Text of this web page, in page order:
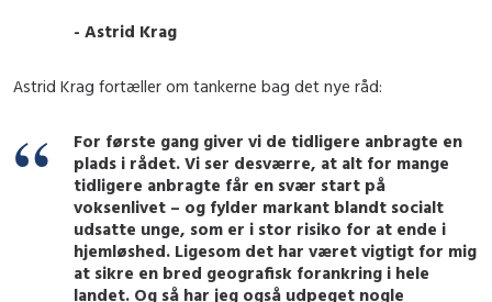
- Astrid Krag
Astrid Krag fortæller om tankerne bag det nye råd:
For første gang giver vi de tidligere anbragte en
plads i rådet. Vi ser desværre, at alt for mange
tidligere anbragte får en svær start på
voksenlivet – og fylder markant blandt socialt
udsatte unge, som er i stor risiko for at ende i
hjemløshed. Ligesom det har været vigtigt for mig
at sikre en bred geografisk forankring i hele
landet. Og så har jeg også udpeget nogle